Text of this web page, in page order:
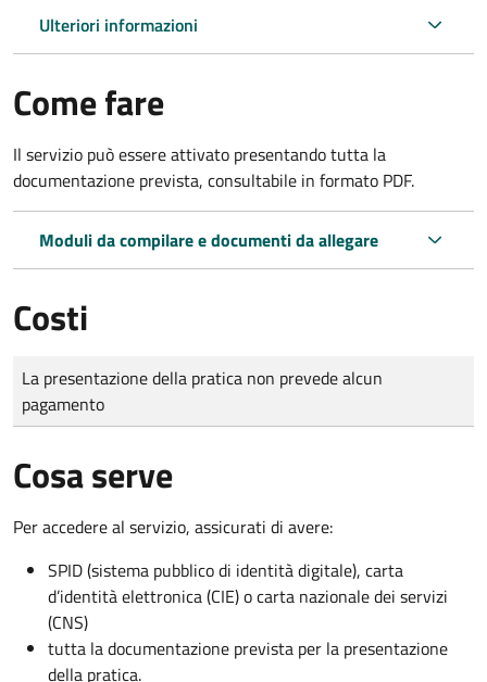
Ulteriori informazioni
Come fare
Il servizio può essere attivato presentando tutta la
documentazione prevista, consultabile in formato PDF.
Moduli da compilare e documenti da allegare
Costi
Tipo di pagamento
Importo
La presentazione della pratica non prevede alcun
pagamento
Cosa serve
Per accedere al servizio, assicurati di avere:
SPID (sistema pubblico di identità digitale), carta
d’identità elettronica (CIE) o carta nazionale dei servizi
(CNS)
tutta la documentazione prevista per la presentazione
della pratica.